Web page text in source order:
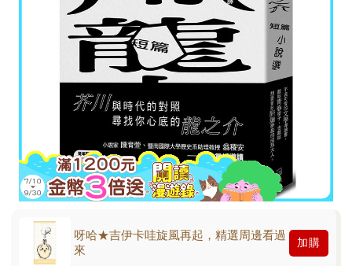
呀哈★吉伊卡哇旋風再起，精選周邊看過
來
加購